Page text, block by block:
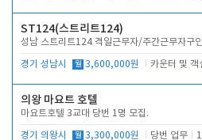
ST124(스트리트124)
성남 스트리트124 격일근무자/주간근무자구인
경기 성남시 월 3,600,000원
의왕 마요트 호텔
마요트호텔 3교대 당번 1명 모집.
경기 의왕시 월 3,300,000원 당번 업무